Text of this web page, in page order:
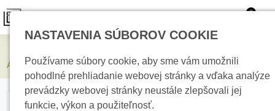
0
AJAX Superior HomeSiren Fibra White Drôtová vnútorná siréna
NASTAVENIA SÚBOROV COOKIE
Používame súbory cookie, aby sme vám umožnili
pohodlné prehliadanie webovej stránky a vďaka analýze
prevádzky webovej stránky neustále zlepšovali jej
funkcie, výkon a použiteľnosť.